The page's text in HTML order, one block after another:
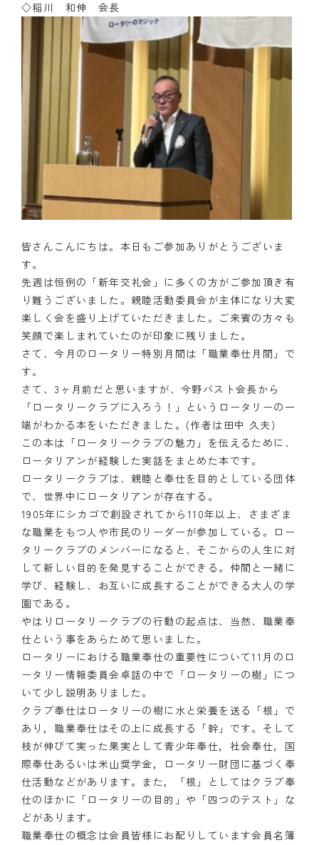
◇稲川 和伸 会長
皆さんこんにちは。本日もご参加ありがとうございま
す。
先週は恒例の「新年交礼会」に多くの方がご参加頂き有
り難うございました。親睦活動委員会が主体になり大変
楽しく会を盛り上げていただきました。ご来賓の方々も
笑顔で楽しまれていたのが印象に残りました。
さて、今月のロータリー特別月間は「職業奉仕月間」で
す。
さて、3ヶ月前だと思いますが、今野バスト会長から
「ロータリークラブに入ろう！」というロータリーの一
端がわかる本をいただきました。(作者は田中 久夫)
この本は「ロータリークラブの魅力」を伝えるために、
ロータリアンが経験した実話をまとめた本です。
ロータリークラブは、親睦と奉仕を目的としている団体
で、世界中にロータリアンが存在する。
1905年にシカゴで創設されてから110年以上、さまざま
な職業をもつ人や市民のリーダーが参加している。ロー
タリークラブのメンバーになると、そこからの人生に対
して新しい目的を発見することができる。仲間と一緒に
学び、経験し、お互いに成長することができる大人の学
園である。
やはりロータリークラブの行動の起点は、当然、職業奉
仕という事をあらためて思いました。
ロータリーにおける職業奉仕の重要性について11月のロ
ータリー情報委員会卓話の中で「ロータリーの樹」につ
いて少し説明ありました。
クラブ奉仕はロータリーの樹に水と栄養を送る「根」で
あり，職業奉仕はその上に成長する「幹」です。そして
枝が伸びて実った果実として青少年奉仕，社会奉仕，国
際奉仕あるいは米山奨学金，ロータリー財団に基づく奉
仕活動などがあります。また，「根」としてはクラブ奉
仕のほかに「ロータリーの目的」や「四つのテスト」な
どがあります。
職業奉仕の概念は会員皆様にお配りしています会員名簿